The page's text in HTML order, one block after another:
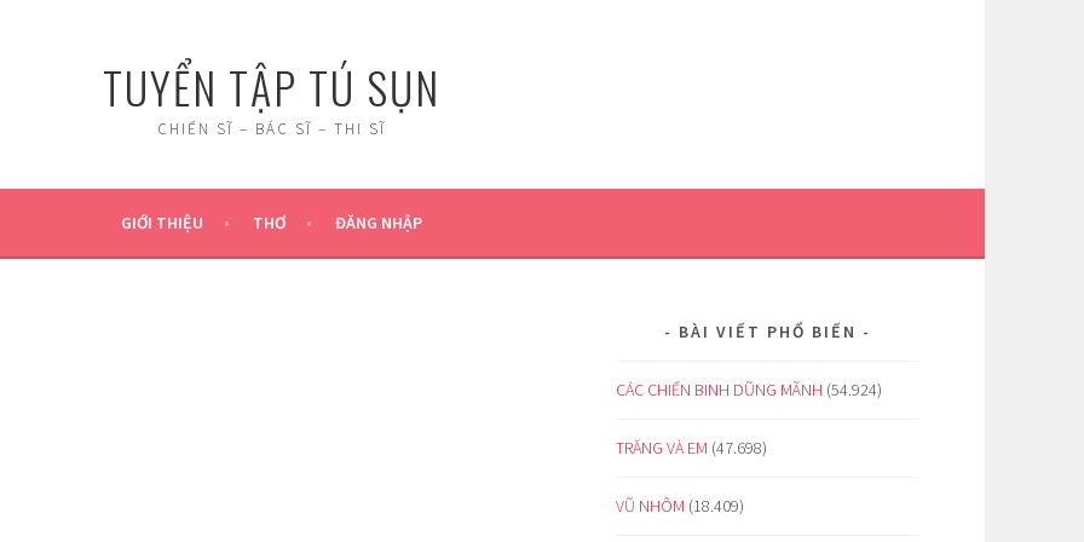
TUYỂN TẬP TÚ SỤN
CHIẾN SĨ – BÁC SĨ – THI SĨ
GIỚI THIỆU THƠ ĐĂNG NHẬP
BÀI VIẾT PHỔ BIẾN
CÁC CHIẾN BINH DŨNG MÃNH (54.924)
TRĂNG VÀ EM (47.698)
VŨ NHÔM (18.409)